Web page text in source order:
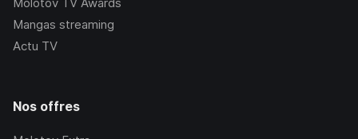
Mangas streaming
Actu TV
Nos offres